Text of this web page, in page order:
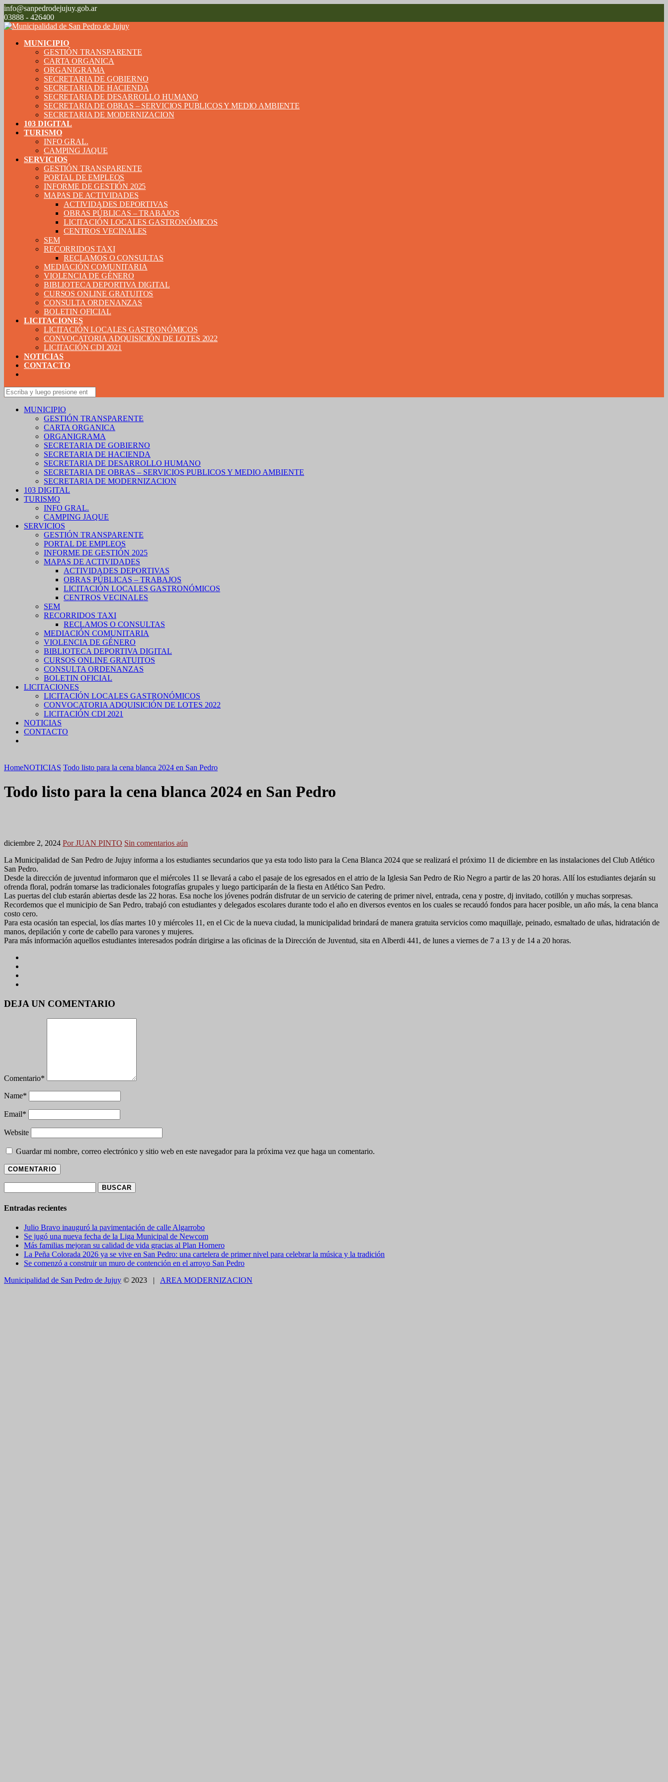
info@sanpedrodejujuy.gob.ar
03888 - 426400
MUNICIPIO
GESTIÓN TRANSPARENTE
CARTA ORGANICA
ORGANIGRAMA
SECRETARIA DE GOBIERNO
SECRETARIA DE HACIENDA
SECRETARIA DE DESARROLLO HUMANO
SECRETARIA DE OBRAS – SERVICIOS PUBLICOS Y MEDIO AMBIENTE
SECRETARIA DE MODERNIZACION
103 DIGITAL
TURISMO
INFO GRAL.
CAMPING JAQUE
SERVICIOS
GESTIÓN TRANSPARENTE
PORTAL DE EMPLEOS
INFORME DE GESTIÓN 2025
MAPAS DE ACTIVIDADES
ACTIVIDADES DEPORTIVAS
OBRAS PÚBLICAS – TRABAJOS
LICITACIÓN LOCALES GASTRONÓMICOS
CENTROS VECINALES
SEM
RECORRIDOS TAXI
RECLAMOS O CONSULTAS
MEDIACIÓN COMUNITARIA
VIOLENCIA DE GÉNERO
BIBLIOTECA DEPORTIVA DIGITAL
CURSOS ONLINE GRATUITOS
CONSULTA ORDENANZAS
BOLETIN OFICIAL
LICITACIONES
LICITACIÓN LOCALES GASTRONÓMICOS
CONVOCATORIA ADQUISICIÓN DE LOTES 2022
LICITACIÓN CDI 2021
NOTICIAS
CONTACTO
MUNICIPIO
GESTIÓN TRANSPARENTE
CARTA ORGANICA
ORGANIGRAMA
SECRETARIA DE GOBIERNO
SECRETARIA DE HACIENDA
SECRETARIA DE DESARROLLO HUMANO
SECRETARIA DE OBRAS – SERVICIOS PUBLICOS Y MEDIO AMBIENTE
SECRETARIA DE MODERNIZACION
103 DIGITAL
TURISMO
INFO GRAL.
CAMPING JAQUE
SERVICIOS
GESTIÓN TRANSPARENTE
PORTAL DE EMPLEOS
INFORME DE GESTIÓN 2025
MAPAS DE ACTIVIDADES
ACTIVIDADES DEPORTIVAS
OBRAS PÚBLICAS – TRABAJOS
LICITACIÓN LOCALES GASTRONÓMICOS
CENTROS VECINALES
SEM
RECORRIDOS TAXI
RECLAMOS O CONSULTAS
MEDIACIÓN COMUNITARIA
VIOLENCIA DE GÉNERO
BIBLIOTECA DEPORTIVA DIGITAL
CURSOS ONLINE GRATUITOS
CONSULTA ORDENANZAS
BOLETIN OFICIAL
LICITACIONES
LICITACIÓN LOCALES GASTRONÓMICOS
CONVOCATORIA ADQUISICIÓN DE LOTES 2022
LICITACIÓN CDI 2021
NOTICIAS
CONTACTO
HomeNOTICIAS Todo listo para la cena blanca 2024 en San Pedro
Todo listo para la cena blanca 2024 en San Pedro
diciembre 2, 2024 Por JUAN PINTO Sin comentarios aún
La Municipalidad de San Pedro de Jujuy informa a los estudiantes secundarios que ya esta todo listo para la Cena Blanca 2024 que se realizará el próximo 11 de diciembre en las instalaciones del Club Atlético
San Pedro.
Desde la dirección de juventud informaron que el miércoles 11 se llevará a cabo el pasaje de los egresados en el atrio de la Iglesia San Pedro de Rio Negro a partir de las 20 horas. Allí los estudiantes dejarán su
ofrenda floral, podrán tomarse las tradicionales fotografías grupales y luego participarán de la fiesta en Atlético San Pedro.
Las puertas del club estarán abiertas desde las 22 horas. Esa noche los jóvenes podrán disfrutar de un servicio de catering de primer nivel, entrada, cena y postre, dj invitado, cotillón y muchas sorpresas.
Recordemos que el municipio de San Pedro, trabajó con estudiantes y delegados escolares durante todo el año en diversos eventos en los cuales se recaudó fondos para hacer posible, un año más, la cena blanca
costo cero.
Para esta ocasión tan especial, los días martes 10 y miércoles 11, en el Cic de la nueva ciudad, la municipalidad brindará de manera gratuita servicios como maquillaje, peinado, esmaltado de uñas, hidratación de
manos, depilación y corte de cabello para varones y mujeres.
Para más información aquellos estudiantes interesados podrán dirigirse a las oficinas de la Dirección de Juventud, sita en Alberdi 441, de lunes a viernes de 7 a 13 y de 14 a 20 horas.
DEJA UN COMENTARIO
Comentario*
Name*
Email*
Website
Guardar mi nombre, correo electrónico y sitio web en este navegador para la próxima vez que haga un comentario.
Entradas recientes
Julio Bravo inauguró la pavimentación de calle Algarrobo
Se jugó una nueva fecha de la Liga Municipal de Newcom
Más familias mejoran su calidad de vida gracias al Plan Hornero
La Peña Colorada 2026 ya se vive en San Pedro: una cartelera de primer nivel para celebrar la música y la tradición
Se comenzó a construir un muro de contención en el arroyo San Pedro
Municipalidad de San Pedro de Jujuy © 2023 | AREA MODERNIZACION